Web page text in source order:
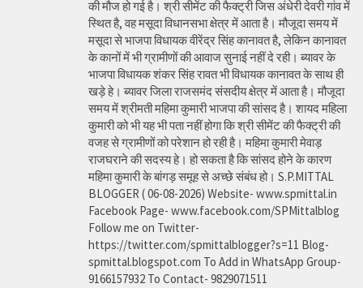
की मौज हो गई है। श्री सीमेंट की फैक्ट्री जिस अंधेरी देवरी गांव में
स्थित है, वह मसूदा विधानसभा क्षेत्र में आता है। मौजूदा समय में
मसूदा से भाजपा विधायक वीरेंद्र सिंह कानावत है, लेकिन कानावत
के कानों में भी ग्रामीणों की आवाज सुनाई नहीं दे रही। ब्यावर के
भाजपा विधायक शंकर सिंह रावत भी विधायक कानावत के साथ ही
खड़े हे। ब्यावर जिला राजसमंद संसदीय क्षेत्र में आता है। मौजूदा
समय में श्रीमती महिमा कुमारी भाजपा की सांसद है। शायद महिला
कुमारी को भी यह भी पता नहीं होगा कि श्री सीमेंट की फैक्ट्री की
वजह से ग्रामीणों को परेशान हो रही है। महिमा कुमारी मेवाड़
राजघराने की सदस्य हे। हो सकता है कि सांसद होने के कारण
महिमा कुमारी के बांगड़ समूह से अच्छे संबंध हो। S.P.MITTAL
BLOGGER ( 06-08-2026) Website- www.spmittal.in
Facebook Page- www.facebook.com/SPMittalblog
Follow me on Twitter-
https://twitter.com/spmittalblogger?s=11 Blog-
spmittal.blogspot.com To Add in WhatsApp Group-
9166157932 To Contact- 9829071511